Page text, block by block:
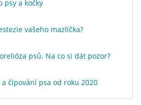
ledvin (CKD)
urolitiáza u koček
ledvin.
urolitiázy vyžadující alkalizaci
122 g 101 g
pro svou velmi vysokou
kuřecí, štěpená bílkovina,
onemocnění ledvin
běžné
0,4 kg
psy a kočky
vašeho mazlíčka?
psů. Na co si dát pozor?
a čipování psa od roku 2020